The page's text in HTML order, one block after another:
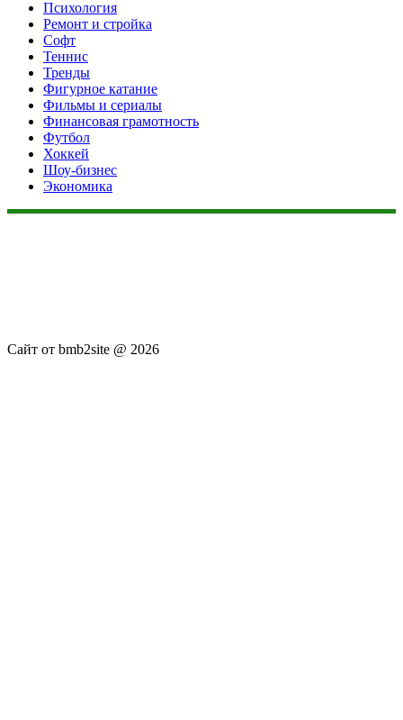
Психология
Ремонт и стройка
Софт
Теннис
Тренды
Фигурное катание
Фильмы и сериалы
Финансовая грамотность
Футбол
Хоккей
Шоу-бизнес
Экономика
Сайт от bmb2site @ 2026